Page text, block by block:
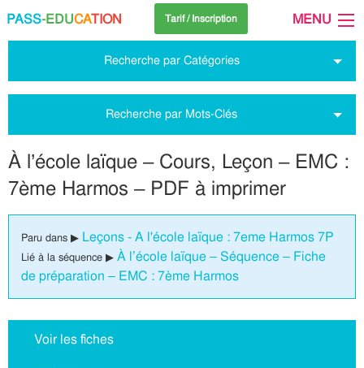
PASS-EDUCATION Tarif / Inscription MENU
Recherche par Catégories
Recherche par Mots-Clés
À l’école laïque – Cours, Leçon – EMC :
7ème Harmos – PDF à imprimer
Paru dans ▶ Leçons - A l'école laïque : 7eme Harmos 7P
Lié à la séquence ▶ À l’école laïque – Séquence – Fiche
de préparation – EMC : 7ème Harmos
Voir les fiches